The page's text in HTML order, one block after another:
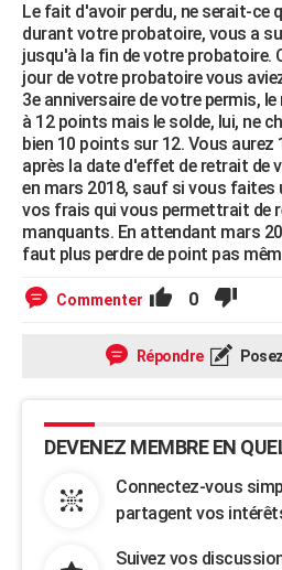
Le fait d'avoir perdu, ne serait-ce
durant votre probatoire, vous a
jusqu'à la fin de votre probatoire.
jour de votre probatoire vous
3e anniversaire de votre permis,
à 12 points mais le solde, lui, ne
bien 10 points sur 12. Vous
après la date d'effet de retrait de
en mars 2018, sauf si vous
vos frais qui vous permettrait de
manquants. En attendant mars
faut plus perdre de point pas
Commenter 0
Répondre
DEVENEZ MEMBRE EN
Connectez-vous
partagent vos
Suivez vos